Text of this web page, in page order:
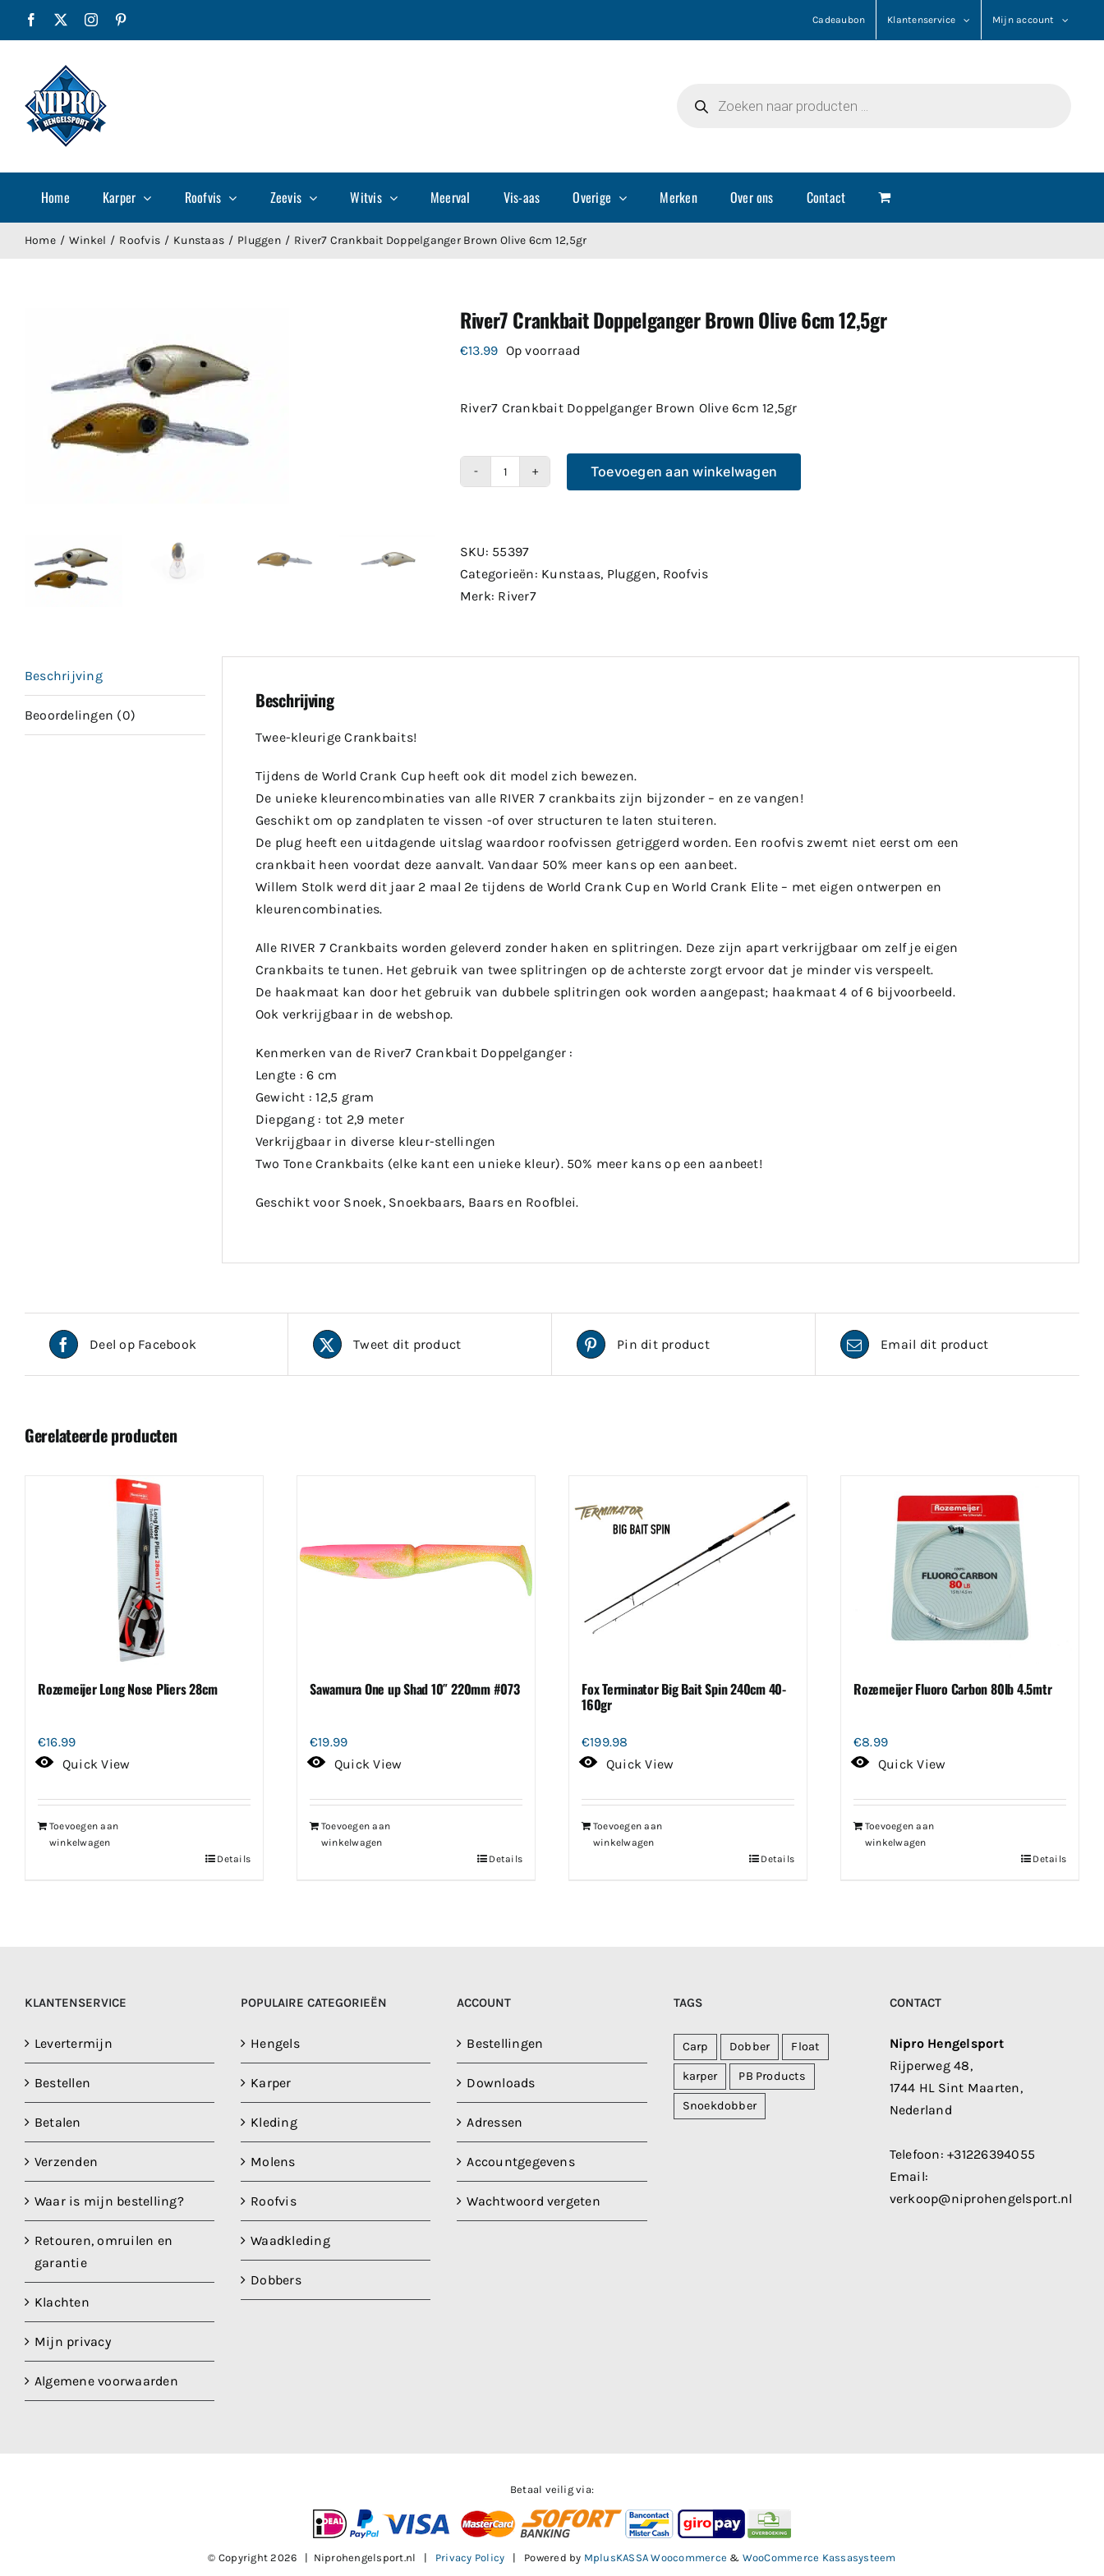
Facebook Instagram Cadeaubon Klantenservice Mijn account
zoeken
Home Karper Roofvis Zeevis Witvis Meerval Vis-aas Overige Merken Over ons Contact
Home Winkel Roofvis Kunstaas Pluggen River7 Crankbait Doppelganger Brown Olive 6cm 12,5gr
River7 Crankbait Doppelganger Brown Olive 6cm 12,5gr
€13.99 Op voorraad
River7 Crankbait Doppelganger Brown Olive 6cm 12,5gr
Brown
Olive
6cm
Toevoegen aan winkelwagen
SKU: 55397
Categorieën: Kunstaas, Pluggen, Roofvis
Merk: River7
Beschrijving
Beoordelingen (0)
Beschrijving
Twee-kleurige Crankbaits!
Tijdens de World Crank Cup heeft ook dit model zich bewezen.
De unieke kleurencombinaties van alle RIVER 7 crankbaits zijn bijzonder – en ze vangen!
Geschikt om op zandplaten te vissen -of over structuren te laten stuiteren.
De plug heeft een uitdagende uitslag waardoor roofvissen getriggerd worden. Een roofvis zwemt niet eerst om een
crankbait heen voordat deze aanvalt. Vandaar 50% meer kans op een aanbeet.
Willem Stolk werd dit jaar 2 maal 2e tijdens de World Crank Cup en World Crank Elite – met eigen ontwerpen en
kleurencombinaties.
Alle RIVER 7 Crankbaits worden geleverd zonder haken en splitringen. Deze zijn apart verkrijgbaar om zelf je eigen
Crankbaits te tunen. Het gebruik van twee splitringen op de achterste zorgt ervoor dat je minder vis verspeelt.
De haakmaat kan door het gebruik van dubbele splitringen ook worden aangepast; haakmaat 4 of 6 bijvoorbeeld.
Ook verkrijgbaar in de webshop.
Kenmerken van de River7 Crankbait Doppelganger :
Lengte : 6 cm
Gewicht : 12,5 gram
Diepgang : tot 2,9 meter
Verkrijgbaar in diverse kleur-stellingen
Two Tone Crankbaits (elke kant een unieke kleur). 50% meer kans op een aanbeet!
Geschikt voor Snoek, Snoekbaars, Baars en Roofblei.
Deel op Facebook Tweet dit product Pin dit product Email dit product
Gerelateerde producten
Rozemeijer Long Nose Pliers 28cm
€16.99
Quick View
Toevoegen aan
winkelwagen
Details
Sawamura One up Shad 10″ 220mm #073
€19.99
Quick View
Toevoegen aan
winkelwagen
Details
Fox Terminator Big Bait Spin 240cm 40-
160gr
€199.98
Quick View
Toevoegen aan
winkelwagen
Details
Rozemeijer Fluoro Carbon 80lb 4.5mtr
€8.99
Quick View
Toevoegen aan
winkelwagen
Details
KLANTENSERVICE
Levertermijn
Bestellen
Betalen
Verzenden
Waar is mijn bestelling?
Retouren, omruilen en
garantie
Klachten
Mijn privacy
Algemene voorwaarden
POPULAIRE CATEGORIEËN
Hengels
Karper
Kleding
Molens
Roofvis
Waadkleding
Dobbers
ACCOUNT
Bestellingen
Downloads
Adressen
Accountgegevens
Wachtwoord vergeten
TAGS
Carp Dobber Float
karper PB Products
Snoekdobber
CONTACT
Nipro Hengelsport
Rijperweg 48,
1744 HL Sint Maarten,
Nederland
Telefoon:+31226394055
Email:
verkoop@niprohengelsport.nl
Betaal veilig via:
© Copyright2026 | Niprohengelsport.nl | Privacy Policy | Powered by MplusKASSA Woocommerce & WooCommerce Kassasysteem